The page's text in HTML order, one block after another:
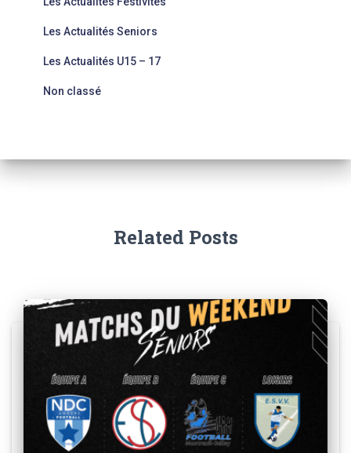
Les Actualités Seniors
Les Actualités U15 – 17
Non classé
Related Posts